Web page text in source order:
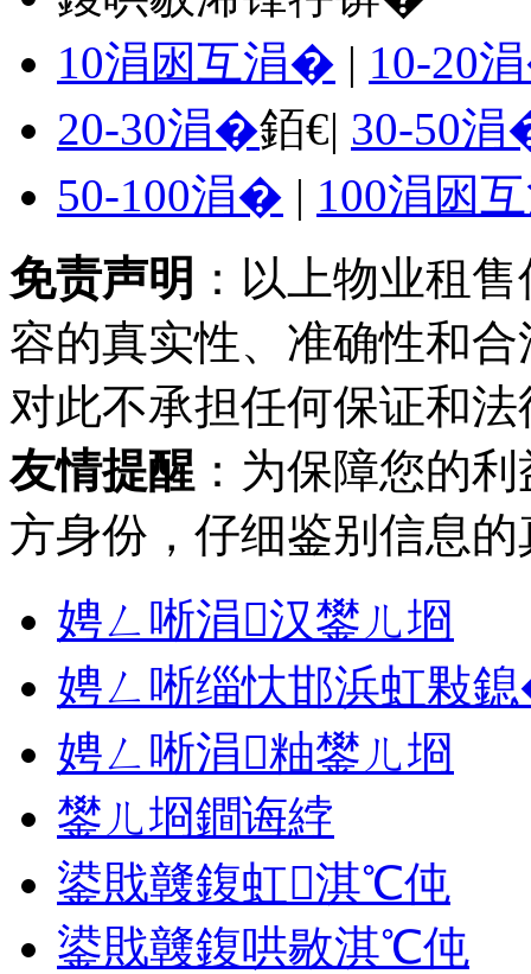
10涓囦互涓� | 10-20
20-30涓�銆€| 30-50
50-100涓� | 100涓囦
免责声明 ：以上物业租
容的真实性、准确性和
对此不承担任何保证和
友情提醒 ：为保障您的
方身份，仔细鉴别信息
娉ㄥ唽涓汉鐢ㄦ埛
娉ㄥ唽缁忕邯浜虹敤
娉ㄥ唽涓粙鐢ㄦ埛
鐢ㄦ埛鐧诲綍
鍙戝竷鍑虹淇℃伅
鍙戝竷鍑哄敭淇℃伅